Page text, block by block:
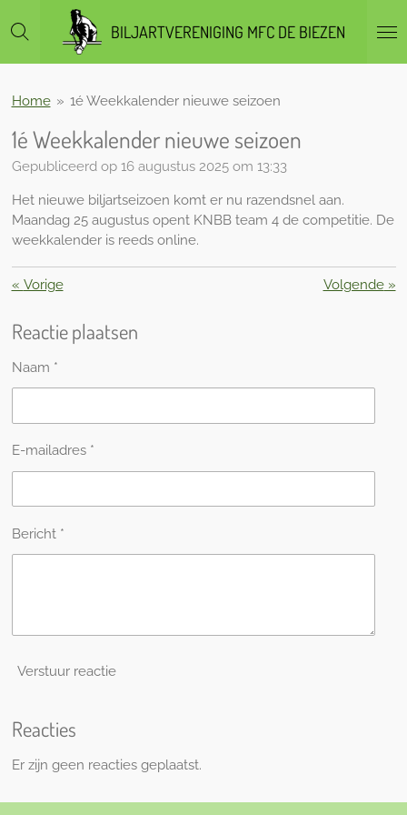
direct
hoofdinhoud
BILJARTVERENIGING MFC DE BIEZEN
Home » 1é Weekkalender nieuwe seizoen
1é Weekkalender nieuwe seizoen
Gepubliceerd op 16 augustus 2025 om 13:33
Het nieuwe biljartseizoen komt er nu razendsnel aan.
Maandag 25 augustus opent KNBB team 4 de competitie. De
weekkalender is reeds online.
« Vorige Volgende»
Reactie plaatsen
Naam *
E-mailadres *
Bericht *
Verstuur reactie
Reacties
Er zijn geen reacties geplaatst.